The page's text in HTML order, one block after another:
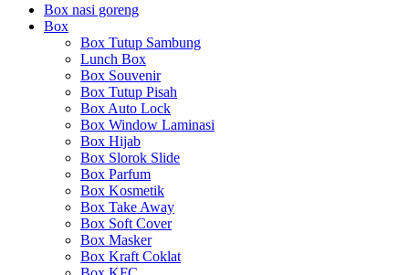
Box nasi goreng
Box
Box Tutup Sambung
Lunch Box
Box Souvenir
Box Tutup Pisah
Box Auto Lock
Box Window Laminasi
Box Hijab
Box Slorok Slide
Box Parfum
Box Kosmetik
Box Take Away
Box Soft Cover
Box Masker
Box Kraft Coklat